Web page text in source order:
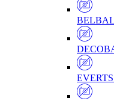
BELBAL